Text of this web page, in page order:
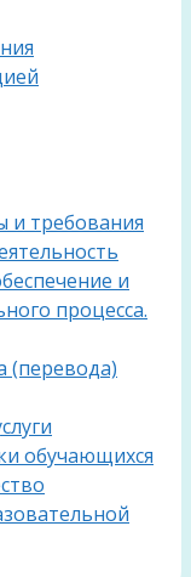
и требования
и
процесса.
(перевода)
обучающихся